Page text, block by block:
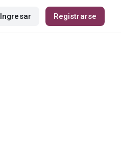
Ingresar Registrarse